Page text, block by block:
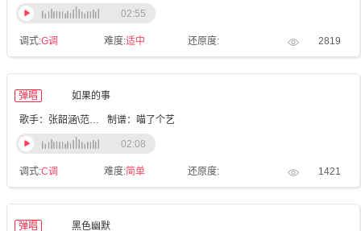
调式:G调 难度:适中 还原度: 2819
02:55
弹唱 如果的事
歌手：张韶涵\范玮琪 制谱：喵了个艺
调式:C调 难度:简单 还原度: 1421
02:08
弹唱 黑色幽默